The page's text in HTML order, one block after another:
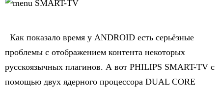
Как показало время у ANDROID есть серьёзные
проблемы с отображением контента некоторых
русскоязычных плагинов. А вот PHILIPS SMART-TV с
помощью двух ядерного процессора DUAL CORE